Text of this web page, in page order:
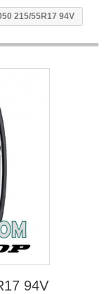
215/55R17 94V
94V